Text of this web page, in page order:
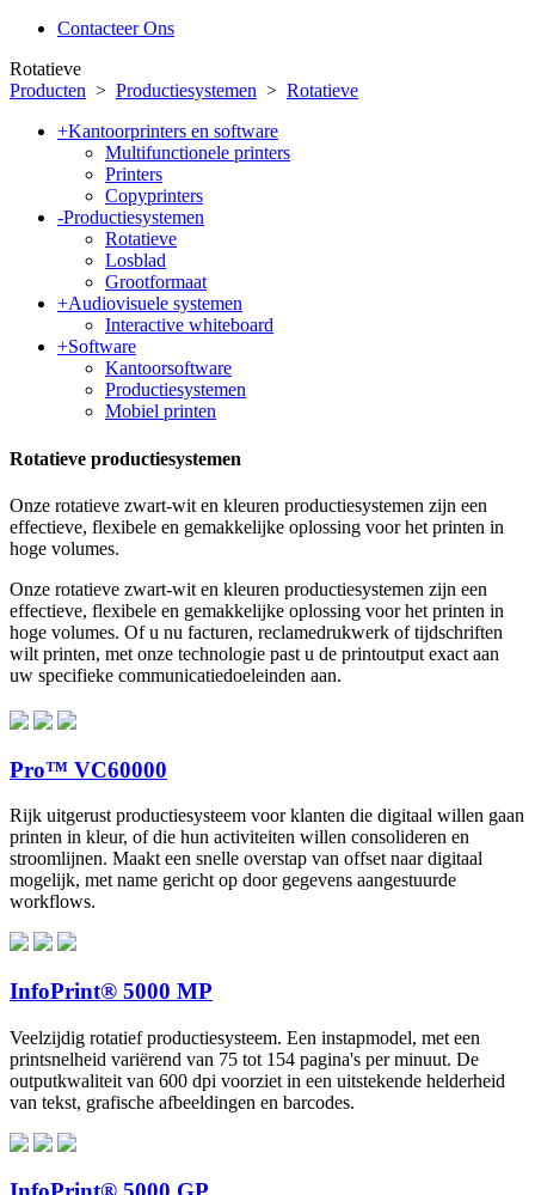
Contacteer Ons
Rotatieve
Producten > Productiesystemen > Rotatieve
+Kantoorprinters en software
Multifunctionele printers
Printers
Copyprinters
-Productiesystemen
Rotatieve
Losblad
Grootformaat
+Audiovisuele systemen
Interactive whiteboard
+Software
Kantoorsoftware
Productiesystemen
Mobiel printen
Rotatieve productiesystemen
Onze rotatieve zwart-wit en kleuren productiesystemen zijn een
effectieve, flexibele en gemakkelijke oplossing voor het printen in
hoge volumes.
Onze rotatieve zwart-wit en kleuren productiesystemen zijn een
effectieve, flexibele en gemakkelijke oplossing voor het printen in
hoge volumes. Of u nu facturen, reclamedrukwerk of tijdschriften
wilt printen, met onze technologie past u de printoutput exact aan
uw specifieke communicatiedoeleinden aan.
Pro™ VC60000
Rijk uitgerust productiesysteem voor klanten die digitaal willen gaan
printen in kleur, of die hun activiteiten willen consolideren en
stroomlijnen. Maakt een snelle overstap van offset naar digitaal
mogelijk, met name gericht op door gegevens aangestuurde
workflows.
InfoPrint® 5000 MP
Veelzijdig rotatief productiesysteem. Een instapmodel, met een
printsnelheid variërend van 75 tot 154 pagina's per minuut. De
outputkwaliteit van 600 dpi voorziet in een uitstekende helderheid
van tekst, grafische afbeeldingen en barcodes.